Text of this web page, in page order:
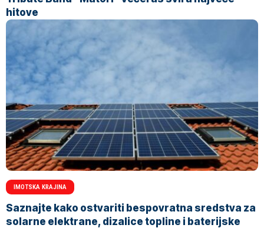
hitove
IMOTSKA KRAJINA
Saznajte kako ostvariti bespovratna sredstva za
solarne elektrane, dizalice topline i baterijske